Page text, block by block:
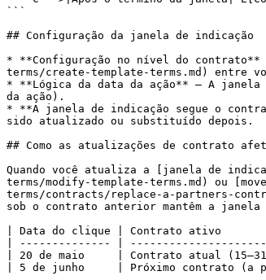
```
## Configuração da janela de indicação
* **Configuração no nível do
terms/create-template-terms.md) entre
* **Lógica da data da ação** — A janela
da ação).
* **A janela de indicação segue o
sido atualizado ou substituído depois.
## Como as atualizações de contrato
Quando você atualiza a [janela de
terms/modify-template-terms.md) ou
terms/contracts/replace-a-partners-
sob o contrato anterior mantêm a janela
| Data do clique | Contrato ativo
| -------------- |
| 20 de maio     | Contrato atual
| 5 de junho     | Próximo contrato